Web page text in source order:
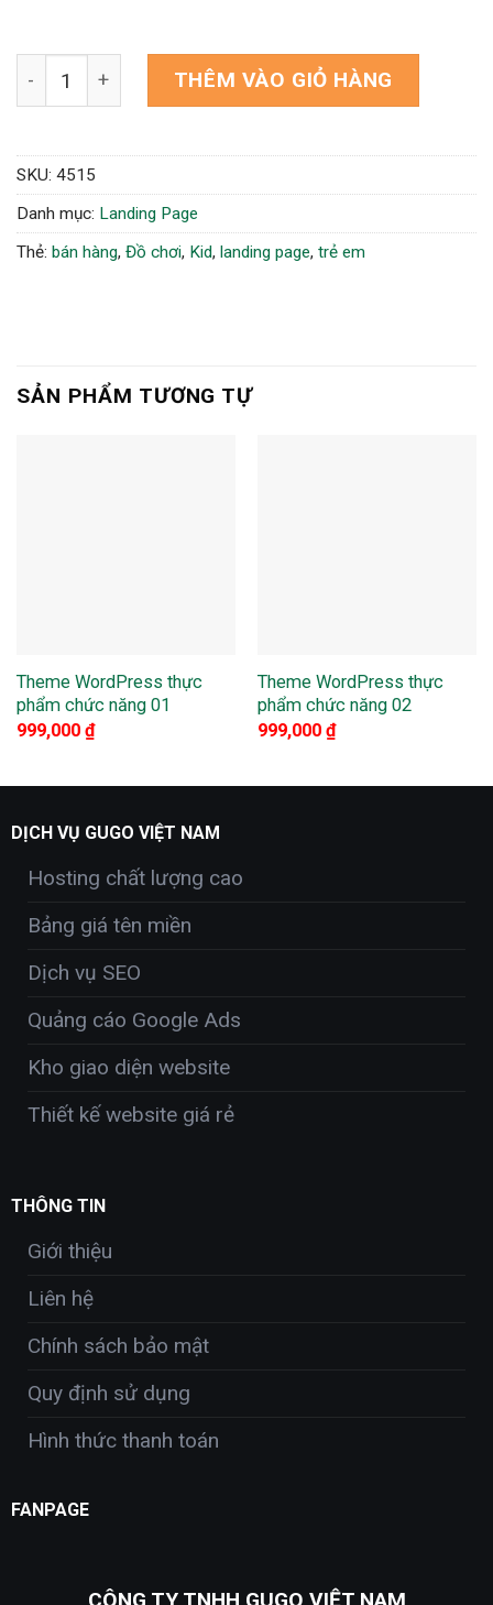
Theme WordPress Landing page đồ chơi xếp hình số
THÊM VÀO GIỎ HÀNG
SKU: 4515
Danh mục: Landing Page
Thẻ: bán hàng, Đồ chơi, Kid, landing page, trẻ em
SẢN PHẨM TƯƠNG TỰ
Theme WordPress thực
phẩm chức năng 01
999,000 ₫
Theme WordPress thực
phẩm chức năng 02
999,000 ₫
DỊCH VỤ GUGO VIỆT NAM
Hosting chất lượng cao
Bảng giá tên miền
Dịch vụ SEO
Quảng cáo Google Ads
Kho giao diện website
Thiết kế website giá rẻ
THÔNG TIN
Giới thiệu
Liên hệ
Chính sách bảo mật
Quy định sử dụng
Hình thức thanh toán
FANPAGE
CÔNG TY TNHH GUGO VIỆT NAM